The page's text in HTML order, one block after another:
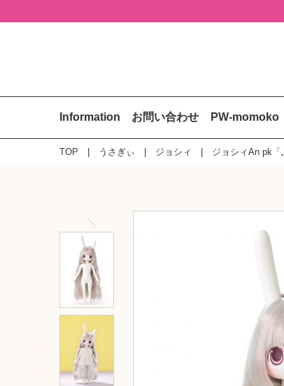
Information お問い合わせ PW-momoko
TOP うさぎぃ ジョシィ ジョシィAn pk「